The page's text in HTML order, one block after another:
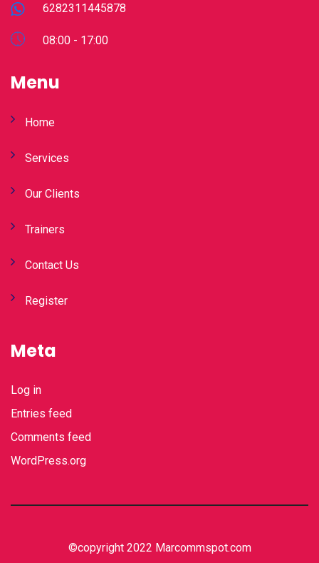
6282311445878
08:00 - 17:00
Menu
Home
Services
Our Clients
Trainers
Contact Us
Register
Meta
Log in
Entries feed
Comments feed
WordPress.org
©copyright 2022 Marcommspot.com